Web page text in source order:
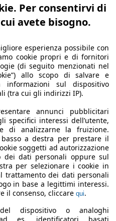
Per consentirvi di
avete bisogno.
esperienza possibile con
cookie propri e di fornitori
(di seguito menzionati nel
allo scopo di salvare e
sul dispositivo
(tra cui gli indirizzi IP).
annunci pubblicitari
specifici interessi dell’utente,
di analizzarne la fruizione.
a destra per prestare il
soggetti ad autorizzazione
dei dati personali oppure sul
per selezionare i cookie in
trattamento dei dati personali
in base a legittimi interessi.
il consenso, cliccare qui.
dispositivo o analoghi